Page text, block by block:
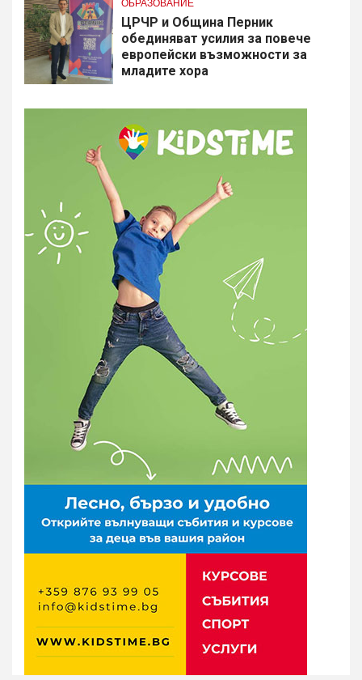
ОБРАЗОВАНИЕ
​ЦРЧР и Община Перник
обединяват усилия за повече
европейски възможности за
младите хора